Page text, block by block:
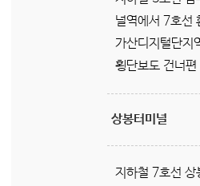
널역에서 7호선
가산디지털단
횡단보도 건너편
상봉터미널
지하철 7호선